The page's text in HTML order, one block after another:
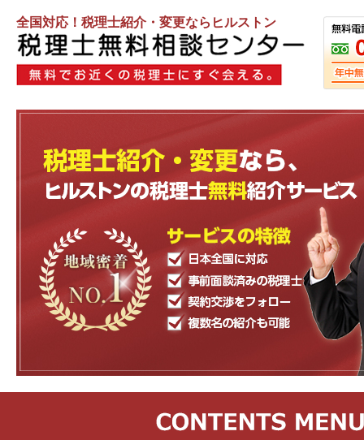
全国対応！税理士紹介・変更ならヒルストン